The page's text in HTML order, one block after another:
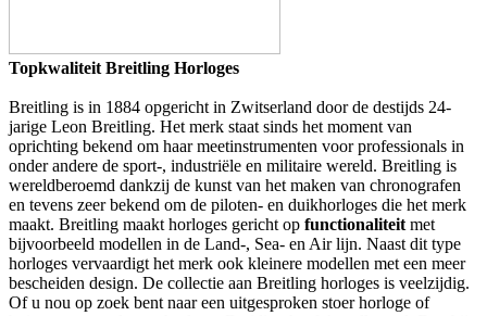
Topkwaliteit Breitling Horloges
Breitling is in 1884 opgericht in Zwitserland door de destijds 24-
jarige Leon Breitling. Het merk staat sinds het moment van
oprichting bekend om haar meetinstrumenten voor professionals in
onder andere de sport-, industriële en militaire wereld. Breitling is
wereldberoemd dankzij de kunst van het maken van chronografen
en tevens zeer bekend om de piloten- en duikhorloges die het merk
maakt. Breitling maakt horloges gericht op functionaliteitmet
bijvoorbeeld modellen in de Land-, Sea- en Air lijn. Naast dit type
horloges vervaardigt het merk ook kleinere modellen met een meer
bescheiden design. De collectie aan Breitling horloges is veelzijdig.
Of u nou op zoek bent naar een uitgesproken stoer horloge of